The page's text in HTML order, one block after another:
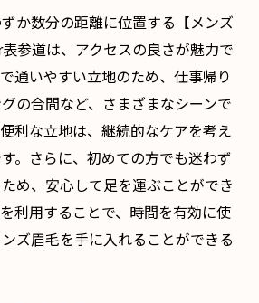
か数分の距離に位置する【メンズ
参道は、アクセスの良さが魅力で
通いやすい立地のため、仕事帰り
の合間など、さまざまなシーンで
利な立地は、継続的なケアを考え
。さらに、初めての方でも迷わず
め、安心して足を運ぶことができ
利用することで、時間を有効に使
ズ眉毛を手に入れることができる